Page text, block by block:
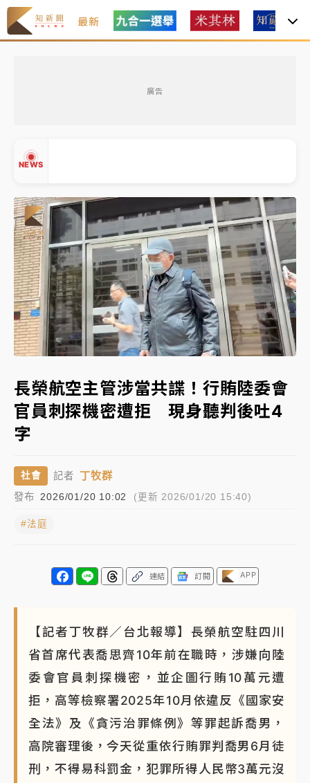
最新
廣告
NEWS
故宮《龍藏經》特展第2檔！今線上預約開賣一度塞車
周六起展出延長至晚上7時
台東農業處長涉圖利渡假村！東檢抗告成功 今重開羈
押庭
父親節泡湯了！中颱白海豚雨彈轟3天 「紅到發紫」降
雨熱區曝
女律師陳昱瑄詐慈濟10億！黃金158kg遭查扣畫面曝光
中信慈善基金會想增加董事人數！辜仲諒向法院聲請遭
駁 理由曝光
周六起展出延長至晚上7時
台東農業處長涉圖利渡假村！東檢抗告成功 今重開羈
押庭
父親節泡湯了！中颱白海豚雨彈轟3天 「紅到發紫」降
雨熱區曝
▲
▼
Unmute Loaded:
100.00%
長榮航空主管涉當共諜！行賄陸委會
官員刺探機密遭拒 現身聽判後吐4
字
社會 記者 丁牧群
發布 2026/01/20 10:02 (更新 2026/01/20 15:40)
#法庭
連結 訂閱 APP
【記者丁牧群／台北報導】長榮航空駐四川
省首席代表喬思齊10年前在職時，涉嫌向陸
委會官員刺探機密，並企圖行賄10萬元遭
拒，高等檢察署2025年10月依違反《國家安
全法》及《貪污治罪條例》等罪起訴喬男，
高院審理後，今天從重依行賄罪判喬男6月徒
刑，不得易科罰金，犯罪所得人民幣3萬元沒